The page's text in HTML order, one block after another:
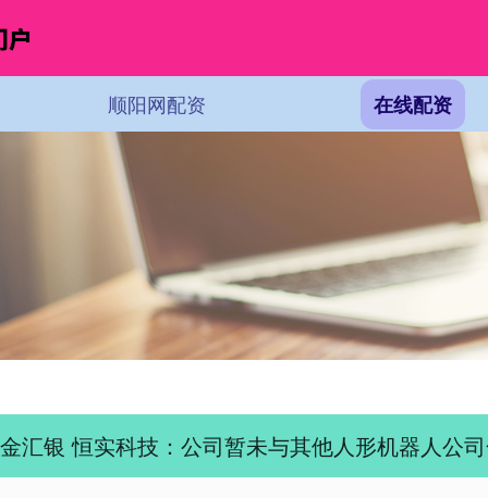
顺阳网配资 在线配资
汇银 恒实科技：公司暂未与其他人形机器人公